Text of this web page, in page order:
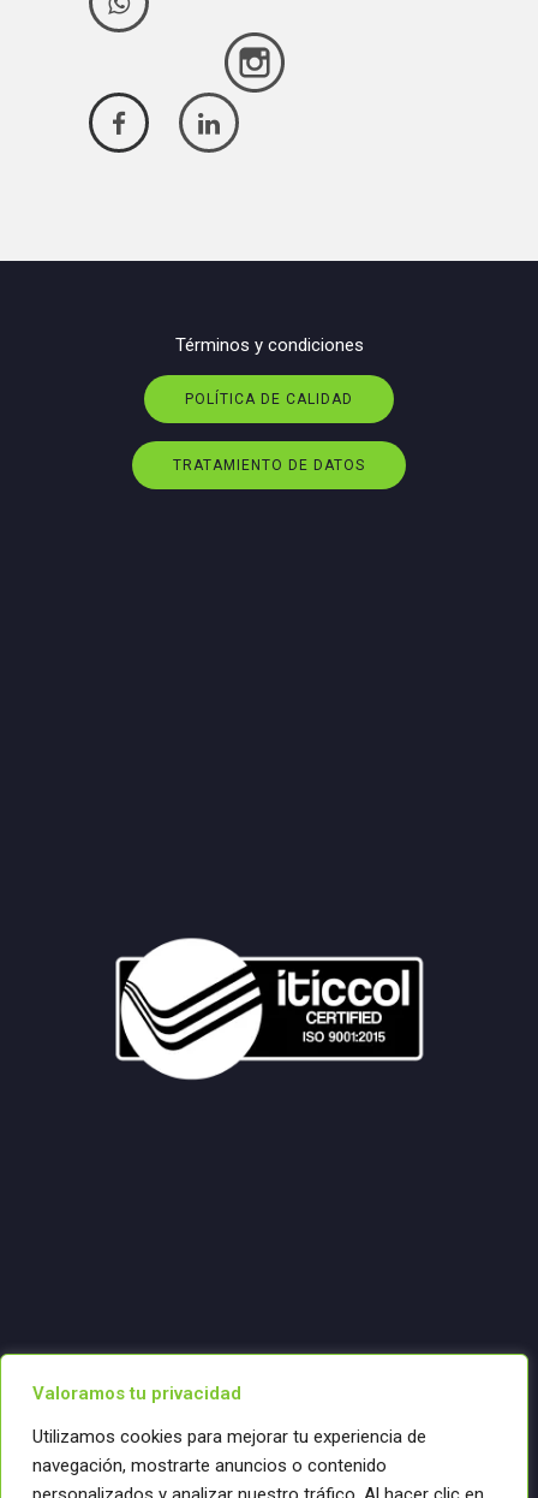
Valoramos tu privacidad
Utilizamos cookies para mejorar tu experiencia de
navegación, mostrarte anuncios o contenido
Términos y condiciones
POLÍTICA DE CALIDAD
TRATAMIENTO DE DATOS